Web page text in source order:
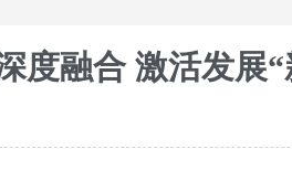
度融合 激活发展“